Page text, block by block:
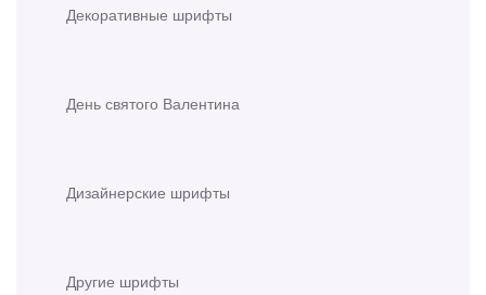
Декоративные шрифты
День святого Валентина
Дизайнерские шрифты
Другие шрифты